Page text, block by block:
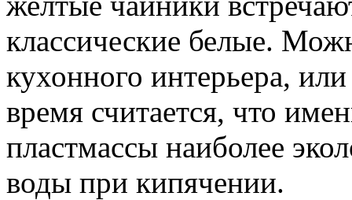
классические белые.
кухонного интерьера,
время считается, что
пластмассы наиболее
воды при кипячении.